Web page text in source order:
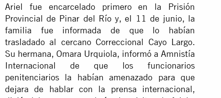
Ariel fue encarcelado primero en la Prisión
Provincial de Pinar del Río y, el 11 de junio, la
familia fue informada de que lo habían
trasladado al cercano Correccional Cayo Largo.
Su hermana, Omara Urquiola, informó a Amnistía
Internacional de que los funcionarios
penitenciarios la habían amenazado para que
dejara de hablar con la prensa internacional,